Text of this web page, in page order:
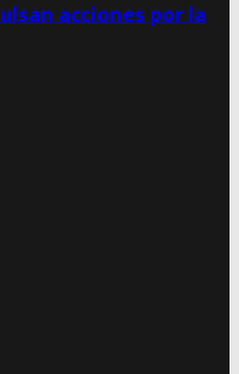
acciones por la